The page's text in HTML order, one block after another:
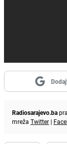
Radiosarajevo.ba
mreža Twitter |